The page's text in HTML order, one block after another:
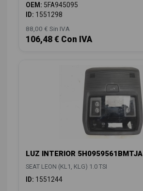
OEM: 5FA945095
ID: 1551298
88,00 € Sin IVA
106,48 € Con IVA
LUZ INTERIOR 5H0959561BMTJA
SEAT LEON (KL1, KLG) 1.0 TSI
ID: 1551244